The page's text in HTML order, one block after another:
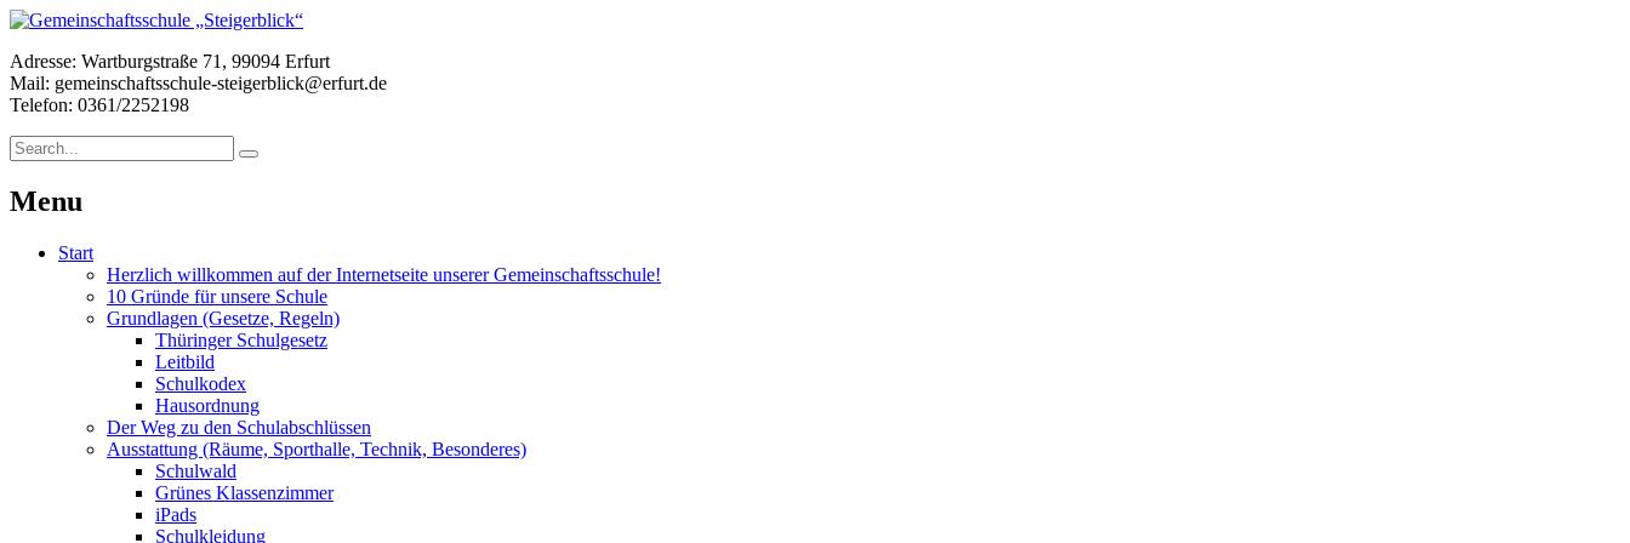
Adresse: Wartburgstraße 71, 99094 Erfurt
Mail: gemeinschaftsschule-steigerblick@erfurt.de
Telefon: 0361/2252198
Menu
Start
Herzlich willkommen auf der Internetseite unserer Gemeinschaftsschule!
10 Gründe für unsere Schule
Grundlagen (Gesetze, Regeln)
Thüringer Schulgesetz
Leitbild
Schulkodex
Hausordnung
Der Weg zu den Schulabschlüssen
Ausstattung (Räume, Sporthalle, Technik, Besonderes)
Schulwald
Grünes Klassenzimmer
iPads
Schulkleidung